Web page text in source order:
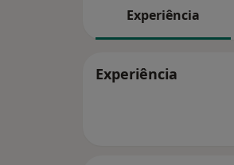
Experiência
Experiência